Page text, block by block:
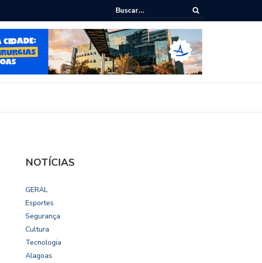
Brasil repudia revogação de visto de embaixadora nos EUA
NOTÍCIAS
GERAL
Esportes
Segurança
Cultura
Tecnologia
Alagoas